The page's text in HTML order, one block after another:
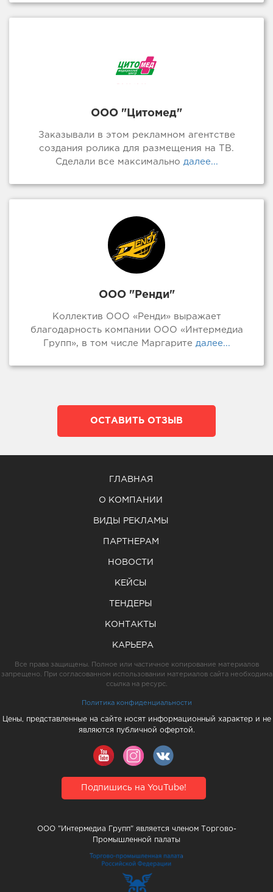
ООО "Цитомед"
Заказывали в этом рекламном агентстве
создания ролика для размещения на ТВ.
Сделали все максимально далее...
ООО "Ренди"
Коллектив ООО «Ренди» выражает
благодарность компании ООО «Интермедиа
Групп», в том числе Маргарите далее...
ОСТАВИТЬ ОТЗЫВ
ГЛАВНАЯ
О КОМПАНИИ
ВИДЫ РЕКЛАМЫ
ПАРТНЕРАМ
НОВОСТИ
КЕЙСЫ
ТЕНДЕРЫ
КОНТАКТЫ
КАРЬЕРА
Все права защищены. Полное или частичное копирование материалов
запрещено. При согласованном использовании материалов сайта необходима
ссылка на ресурс.
Политика конфиденциальности
Цены, представленные на сайте носят информационный характер и не
являются публичной офертой.
Подпишись на YouTube!
ООО "Интермедиа Групп" является членом Торгово-
Промышленной палаты